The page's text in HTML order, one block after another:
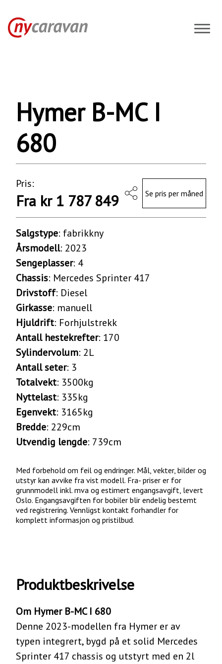
B-
2023
Bobiler
Hymer B-MC I
680
Pris:
Fra kr 1 787 849 Se pris per måned
Salgstype: fabrikkny
Årsmodell: 2023
Sengeplasser: 4
Chassis: Mercedes Sprinter 417
Drivstoff: Diesel
Girkasse: manuell
Hjuldrift: Forhjulstrekk
Antall hestekrefter: 170
Sylindervolum: 2L
Antall seter: 3
Totalvekt: 3500kg
Nyttelast: 335kg
Egenvekt: 3165kg
Bredde: 229cm
Utvendig lengde: 739cm
Med forbehold om feil og endringer. Mål, vekter, bilder og
utstyr kan avvike fra vist modell. Fra- priser er for
grunnmodell inkl. mva og estimert engangsavgift, levert
Oslo. Engangsavgiften for bobiler blir endelig bestemt
ved registrering. Vennligst kontakt forhandler for
komplett informasjon og pristilbud.
Produktbeskrivelse
Om Hymer B-MC I 680
Denne 2023-modellen fra Hymer er av
typen integrert, bygd på et solid Mercedes
Sprinter 417 chassis og utstyrt med en 2l